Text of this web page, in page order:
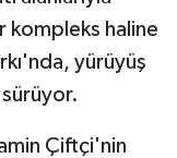
kompleks haline
yürüyüş
sürüyor.
Çiftçi'nin